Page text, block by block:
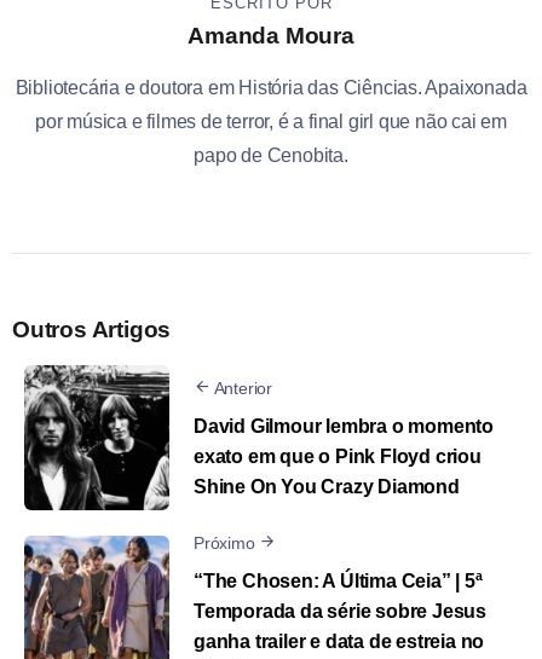
Amanda Moura
Bibliotecária e doutora em História das Ciências. Apaixonada
por música e filmes de terror, é a final girl que não cai em
papo de Cenobita.
Outros Artigos
Anterior
David Gilmour lembra o momento
exato em que o Pink Floyd criou
Shine On You Crazy Diamond
Próximo
“The Chosen: A Última Ceia” | 5ª
Temporada da série sobre Jesus
ganha trailer e data de estreia no